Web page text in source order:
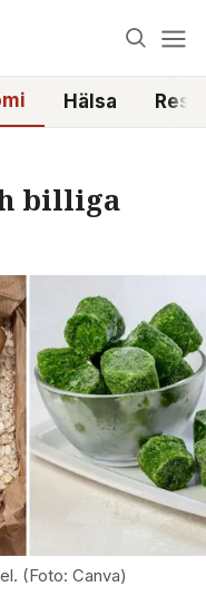
Hälsa
billiga
(Foto: Canva)